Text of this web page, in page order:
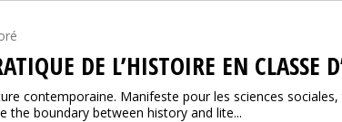
DE L’HISTOIRE EN CLASSE
contemporaine. Manifeste pour les sciences
boundary between history and lite...